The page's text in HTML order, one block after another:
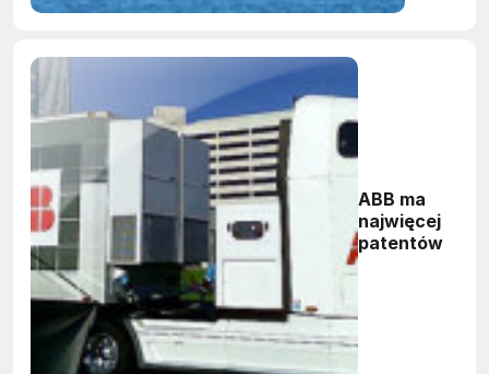
ABB ma
najwięcej
patentów